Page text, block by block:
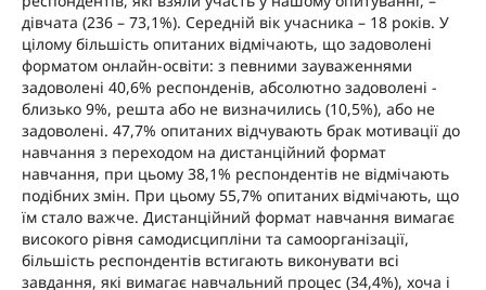
дівчата (236 – 73,1%). Середній вік учасника – 18 років. У
цілому більшість опитаних відмічають, що задоволені
форматом онлайн-освіти: з певними зауваженнями
задоволені 40,6% респонденів, абсолютно задоволені -
близько 9%, решта або не визначились (10,5%), або не
задоволені. 47,7% опитаних відчувають брак мотивації до
навчання з переходом на дистанційний формат
навчання, при цьому 38,1% респондентів не відмічають
подібних змін. При цьому 55,7% опитаних відмічають, що
їм стало важче. Дистанційний формат навчання вимагає
високого рівня самодисципліни та самоорганізації,
більшість респондентів встигають виконувати всі
завдання, які вимагає навчальний процес (34,4%), хоча і